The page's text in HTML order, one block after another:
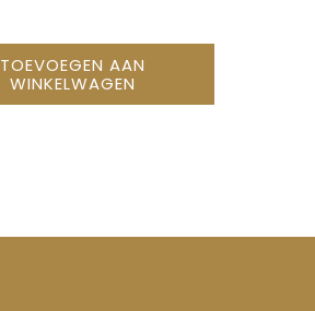
TOEVOEGEN AAN
WINKELWAGEN